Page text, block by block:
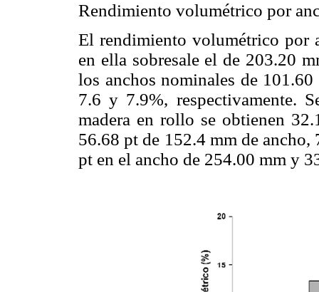
Rendimiento volumétrico por
El rendimiento volumétrico por
en ella sobresale el de 203.20
los anchos nominales de
7.6 y 7.9%, respectivamente.
madera en rollo se obtienen
56.68 pt de 152.4 mm de
pt en el ancho de 254.00 mm y